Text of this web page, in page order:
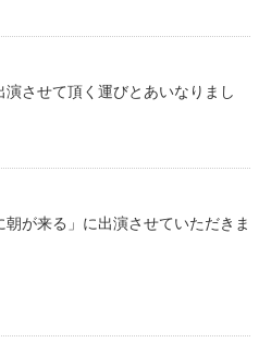
演させて頂く運びとあいなりまし
朝が来る」に出演させていただきま